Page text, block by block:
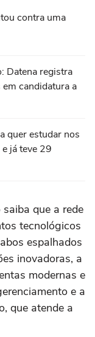
contra uma
Datena registra
candidatura a
quer estudar nos
já teve 29
que a rede
tecnológicos
espalhados
inovadoras, a
modernas e
e a
que atende a